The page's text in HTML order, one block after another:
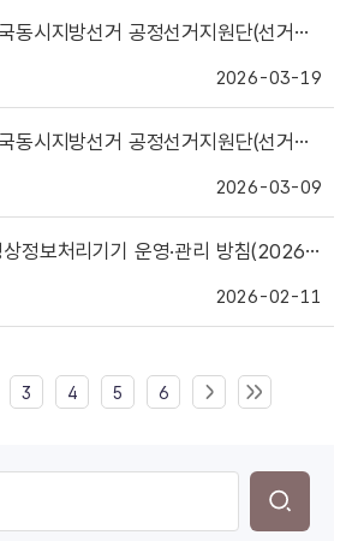
방선거 공정선거지원단(선거지원단) 서류심사 합격자 명단
2026-03-19
지방선거 공정선거지원단(선거지원단) 모집 안내
2026-03-09
정보처리기기 운영·관리 방침(2026. 2. 11.)
2026-02-11
3 4 5 6